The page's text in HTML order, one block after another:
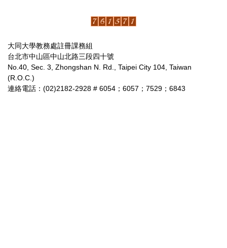
大同大學教務處註冊課務組
台北市中山區中山北路三段四十號
No.40, Sec. 3, Zhongshan N. Rd., Taipei City 104, Taiwan
(R.O.C.)
連絡電話：(02)2182-2928 # 6054；6057；7529；6843